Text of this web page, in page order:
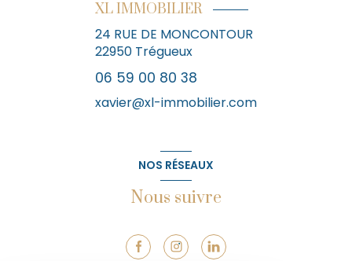
XL IMMOBILIER
24 RUE DE MONCONTOUR
22950 Trégueux
06 59 00 80 38
xavier@xl-immobilier.com
NOS RÉSEAUX
Nous suivre